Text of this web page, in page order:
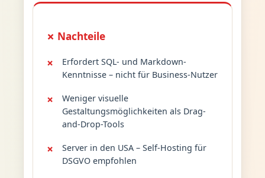
✗ Nachteile
Erfordert SQL- und Markdown-
Kenntnisse – nicht für Business-Nutzer
Weniger visuelle
Gestaltungsmöglichkeiten als Drag-
and-Drop-Tools
Server in den USA – Self-Hosting für
DSGVO empfohlen